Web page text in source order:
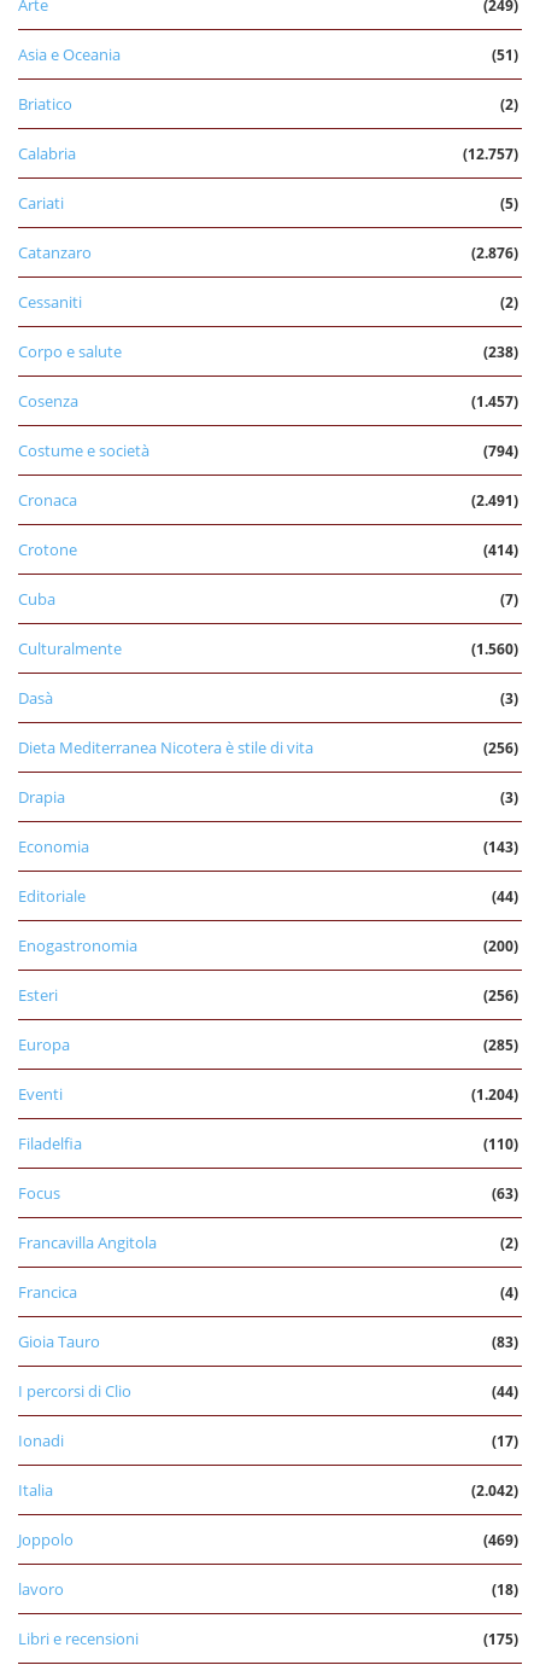
Arte (249)
Asia e Oceania (51)
Briatico (2)
Calabria (12.757)
Cariati (5)
Catanzaro (2.876)
Cessaniti (2)
Corpo e salute (238)
Cosenza (1.457)
Costume e società (794)
Cronaca (2.491)
Crotone (414)
Cuba (7)
Culturalmente (1.560)
Dasà (3)
Dieta Mediterranea Nicotera è stile di vita (256)
Drapia (3)
Economia (143)
Editoriale (44)
Enogastronomia (200)
Esteri (256)
Europa (285)
Eventi (1.204)
Filadelfia (110)
Focus (63)
Francavilla Angitola (2)
Francica (4)
Gioia Tauro (83)
I percorsi di Clio (44)
Ionadi (17)
Italia (2.042)
Joppolo (469)
lavoro (18)
Libri e recensioni (175)